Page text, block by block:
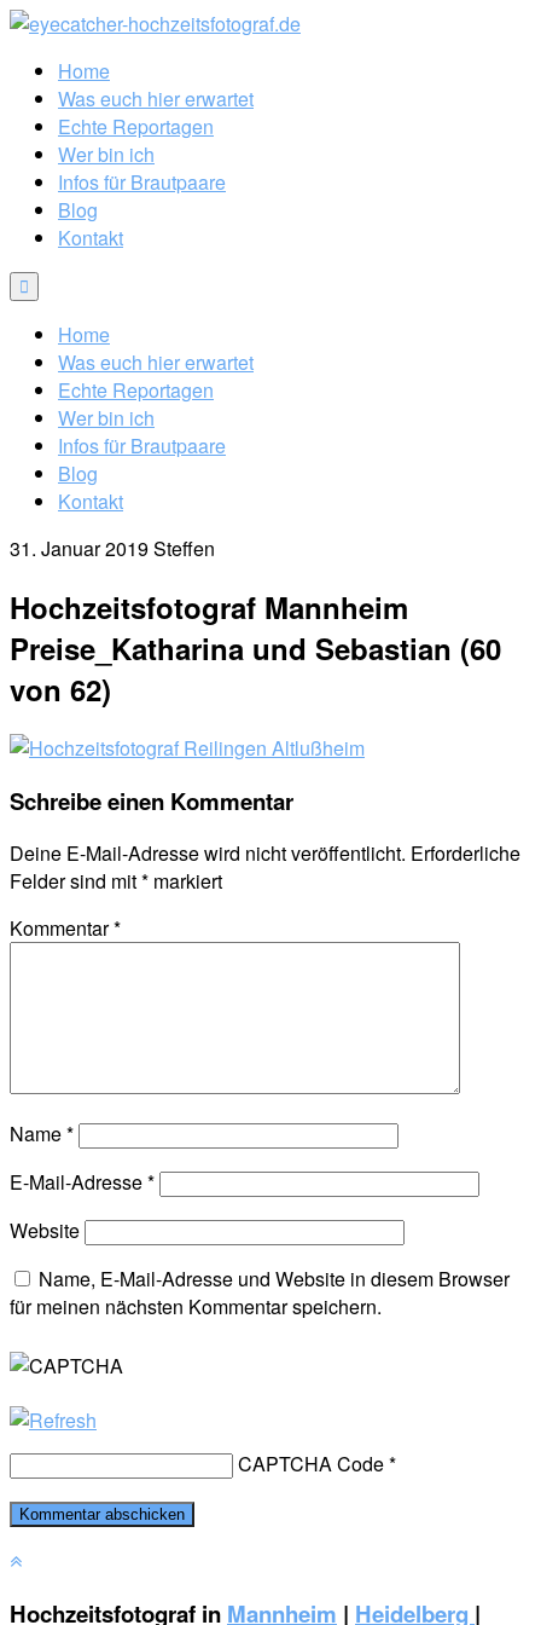
Home
Was euch hier erwartet
Echte Reportagen
Wer bin ich
Infos für Brautpaare
Blog
Kontakt
Home
Was euch hier erwartet
Echte Reportagen
Wer bin ich
Infos für Brautpaare
Blog
Kontakt
31. Januar 2019Steffen
Hochzeitsfotograf Mannheim
Preise_Katharina und Sebastian (60
von 62)
Schreibe einen Kommentar
Deine E-Mail-Adresse wird nicht veröffentlicht. Erforderliche
Felder sind mit* markiert
Kommentar*
Name*
E-Mail-Adresse*
Website
Name, E-Mail-Adresse und Website in diesem Browser
für meinen nächsten Kommentar speichern.
CAPTCHA Code*
Hochzeitsfotograf in Mannheim | Heidelberg |